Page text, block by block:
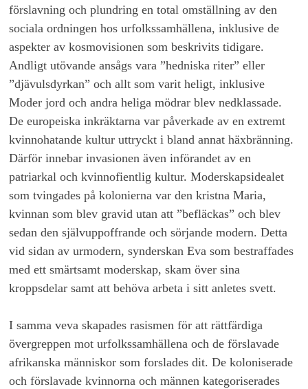
förslavning och plundring en total omställning av den
sociala ordningen hos urfolkssamhällena, inklusive de
aspekter av kosmovisionen som beskrivits tidigare.
Andligt utövande ansågs vara ”hedniska riter” eller
”djävulsdyrkan” och allt som varit heligt, inklusive
Moder jord och andra heliga mödrar blev nedklassade.
De europeiska inkräktarna var påverkade av en extremt
kvinnohatande kultur uttryckt i bland annat häxbränning.
Därför innebar invasionen även införandet av en
patriarkal och kvinnofientlig kultur. Moderskapsidealet
som tvingades på kolonierna var den kristna Maria,
kvinnan som blev gravid utan att ”befläckas” och blev
sedan den självuppoffrande och sörjande modern. Detta
vid sidan av urmodern, synderskan Eva som bestraffades
med ett smärtsamt moderskap, skam över sina
kroppsdelar samt att behöva arbeta i sitt anletes svett.
I samma veva skapades rasismen för att rättfärdiga
övergreppen mot urfolkssamhällena och de förslavade
afrikanska människor som forslades dit. De koloniserade
och förslavade kvinnorna och männen kategoriserades